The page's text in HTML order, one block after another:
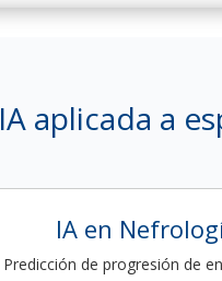
IA aplicada a
IA en
Predicción de progresión de